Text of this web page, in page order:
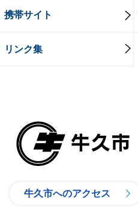
携帯サイト
リンク集
牛久市へのアクセス